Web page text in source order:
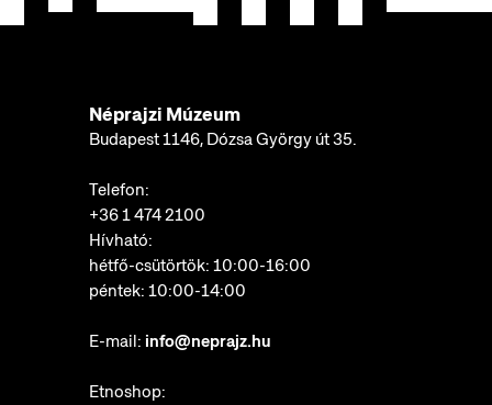
Néprajzi Múzeum
Budapest 1146, Dózsa György út 35.
Telefon:
+36 1 474 2100
Hívható:
hétfő-csütörtök: 10:00-16:00
péntek: 10:00-14:00
E-mail: info@neprajz.hu
Etnoshop: